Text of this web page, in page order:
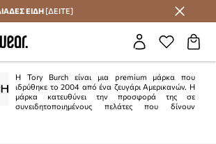
Εξοικονομήστε με το Answear Club
ΕΙΔΗ [ΔΕΙΤΕ]
Η Tory Burch είναι μια premium μάρκα που
ιδρύθηκε το 2004 από ένα ζευγάρι Αμερικανών. Η
μάρκα κατευθύνει την προσφορά της σε
συνειδητοποιημένους πελάτες που δίνουν